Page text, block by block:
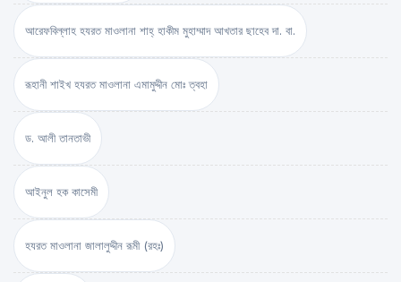
আরেফবিল্লাহ হযরত মাওলানা শাহ্ হাকীম মুহাম্মাদ আখতার ছাহেব দা. বা.
রূহানী শাইখ হযরত মাওলানা এমামুদ্দীন মোঃ ত্বহা
ড. আলী তানতাভী
আইনুল হক কাসেমী
হযরত মাওলানা জালালুদ্দীন রূমী (রহঃ)